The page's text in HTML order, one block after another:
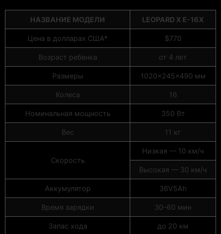
НАЗВАНИЕ МОДЕЛИ LEOPARD X E-16X
Цена в долларах США* $770
Возраст ребенка от 4 лет
Размеры 1020x245x490 мм
Колеса 16
Номинальная мощность 350 Вт
Вес 11 кг
Скорость
Низкая — 10 км/ч
Высокая — 30 км/ч
Аккумулятор 36V5Ah
Время зарядки 30–60 мин
Запас хода до 20 км